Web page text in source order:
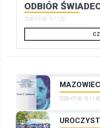
ODBIÓR
2026-07-06 15:11:29
2026-07-06 15:11:42